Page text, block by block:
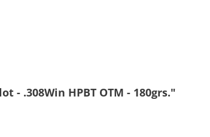
.308Win HPBT OTM - 180grs."